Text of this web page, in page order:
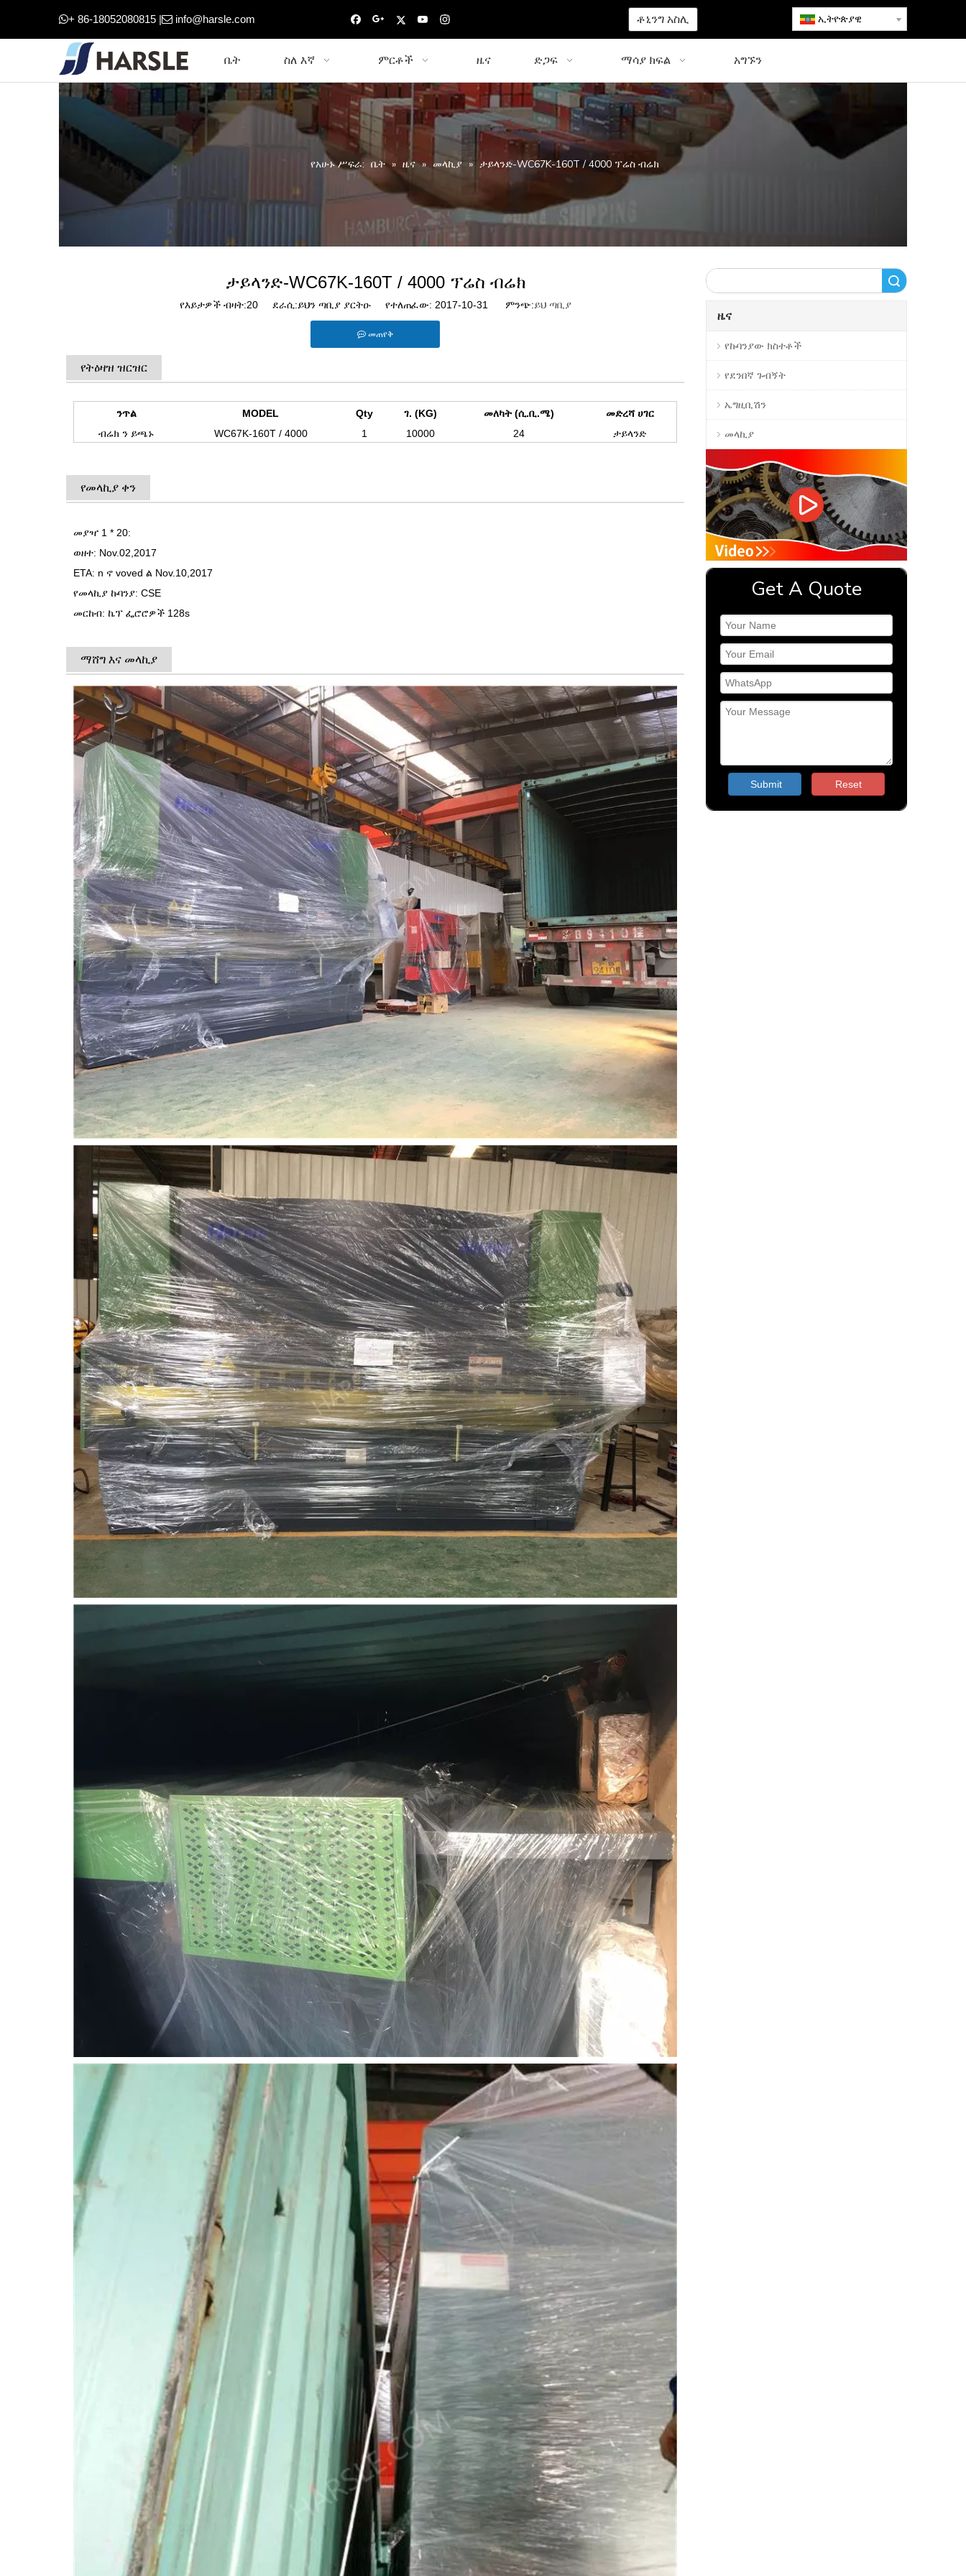
+ 86-18052080815 | info@harsle.com ቶኒንግ አስሊ ኢትዮጵያዊ
ቤት ስለ እኛ ምርቶች ዜና ድጋፍ ማሳያ ክፍል አግኙን
የአሁኑ ሥፍራ: ቤት » ዜና » መላኪያ » ታይላንድ-WC67K-160T / 4000 ፕሬስ ብሬክ
ታይላንድ-WC67K-160T / 4000 ፕሬስ ብሬክ
የእይታዎች ብዛት:20ደራሲ:ይህን ጣቢያ ያርትዑ የተለጠፈው: 2017-10-31 ምንጭ:ይህ ጣቢያ
መጠየቅ
የትዕዛዝ ዝርዝር
ንጥል MODEL Qty ገ. (KG) መለካት (ሲ.ቢ.ሜ)
መድረሻ ሀገር
ብሬክ ን ይጫኑ
WC67K-160T / 4000 1 10000 24 ታይላንድ
የመላኪያ ቀን
መያዣ 1 * 20:
ወዘተ: Nov.02,2017
ETA: n ኖ voved ል Nov.10,2017
የመላኪያ ኩባንያ: CSE
መርከብ: ኬፕ ፌሮሮዎች 128s
ማሸግ እና መላኪያ
ዜና
የኩባንያው ክስተቶች
የደንበኛ ጉብኝት
ኤግዚቢሽን
መላኪያ
Get A Quote
Submit Reset